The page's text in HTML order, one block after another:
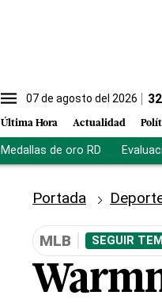
07 de agosto del 2026 32
Última Hora Actualidad
Medallas de oro RD
Portada
MLB SEGUIR